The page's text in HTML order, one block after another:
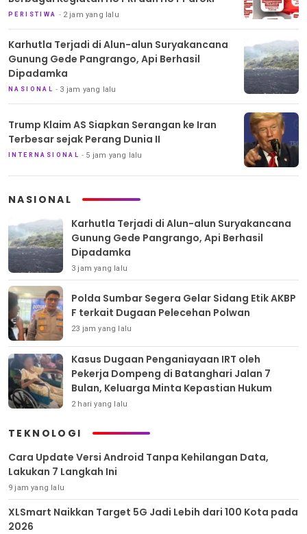
PERISTIWA 2 jam yang lalu
Karhutla Terjadi di Alun-alun Suryakancana
Gunung Gede Pangrango, Api Berhasil
Dipadamka
NASIONAL 3 jam yang lalu
Trump Klaim AS Siapkan Serangan ke Iran
Terbesar sejak Perang Dunia II
INTERNASIONAL 5 jam yang lalu
NASIONAL
Karhutla Terjadi di Alun-alun Suryakancana
Gunung Gede Pangrango, Api Berhasil
Dipadamka
3 jam yang lalu
Polda Sumbar Segera Gelar Sidang Etik AKBP
F terkait Dugaan Pelecehan Polwan
23 jam yang lalu
Kasus Dugaan Penganiayaan IRT oleh
Pekerja Dompeng di Batanghari Jalan 7
Bulan, Keluarga Minta Kepastian Hukum
2 hari yang lalu
TEKNOLOGI
Cara Update Versi Android Tanpa Kehilangan Data,
Lakukan 7 Langkah Ini
9 jam yang lalu
XLSmart Naikkan Target 5G Jadi Lebih dari 100 Kota pada
2026